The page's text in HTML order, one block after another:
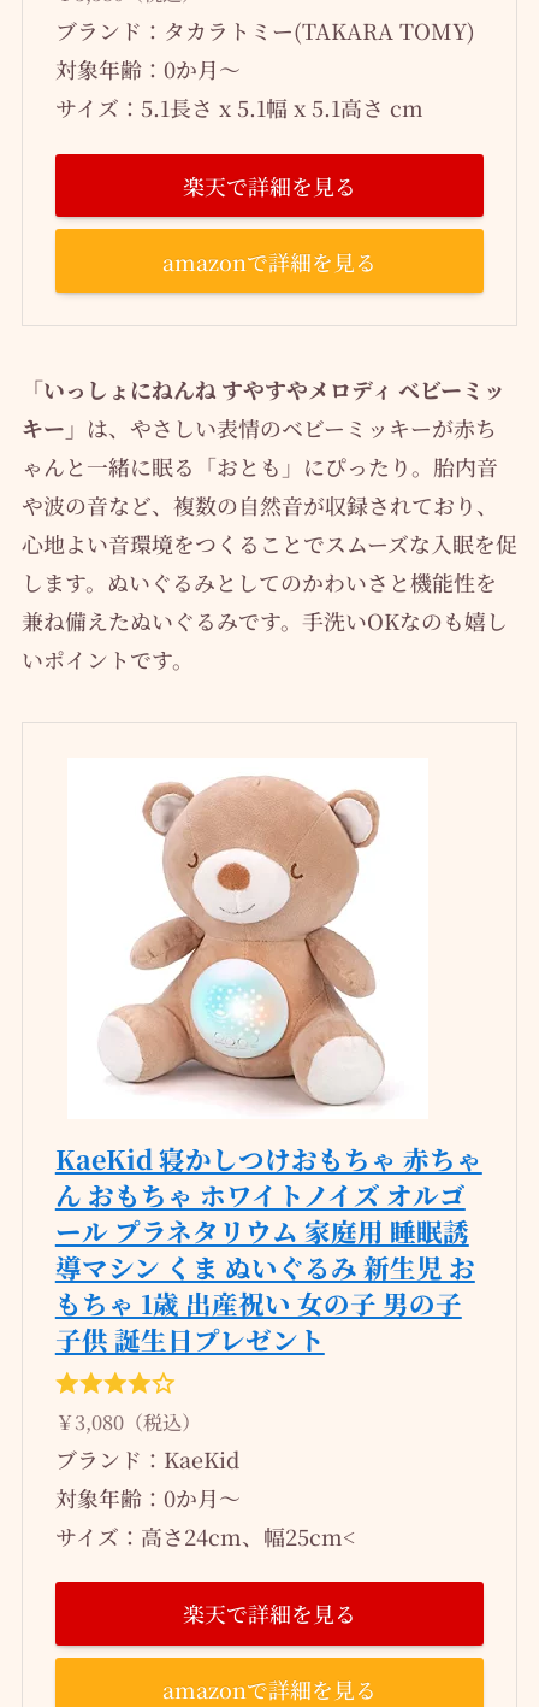
ブランド：タカラトミー(TAKARA TOMY)
対象年齢：0か月～
サイズ：5.1長さ x 5.1幅 x 5.1高さ cm
楽天で詳細を見る
amazonで詳細を見る
「いっしょにねんね すやすやメロディ ベビーミッ
キー」 は、やさしい表情のベビーミッキーが赤ち
ゃんと一緒に眠る「おとも」にぴったり。胎内音
や波の音など、複数の自然音が収録されており、
心地よい音環境をつくることでスムーズな入眠を促
します。ぬいぐるみとしてのかわいさと機能性を
兼ね備えたぬいぐるみです。手洗いOKなのも嬉し
いポイントです。
KaeKid 寝かしつけおもちゃ 赤ちゃ
ん おもちゃ ホワイトノイズ オルゴ
ール プラネタリウム 家庭用 睡眠誘
導マシン くま ぬいぐるみ 新生児 お
もちゃ 1歳 出産祝い 女の子 男の子
子供 誕生日プレゼント
￥3,080（税込）
ブランド：KaeKid
対象年齢：0か月～
サイズ：高さ24cm、幅25cm<
楽天で詳細を見る
amazonで詳細を見る